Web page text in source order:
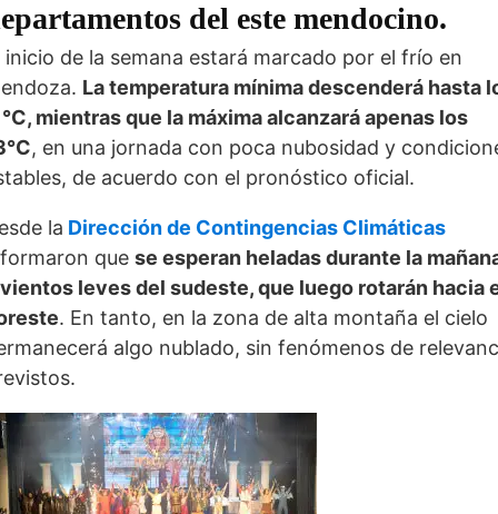
del este mendocino.
inicio de la semana estará marcado por el frío en
La temperatura mínima descenderá hasta
mientras que la máxima alcanzará apenas los
, en una jornada con poca nubosidad y
de acuerdo con el pronóstico oficial.
la Dirección de Contingencias Climáticas
que se esperan heladas durante la
leves del sudeste, que luego rotarán hacia
. En tanto, en la zona de alta montaña el cielo
algo nublado, sin fenómenos de